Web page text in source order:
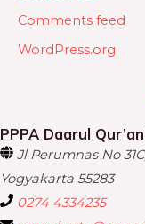
Comments feed
WordPress.org
PPPA Daarul
Jl Perumnas No
Yogyakarta 55283
0274 4334235